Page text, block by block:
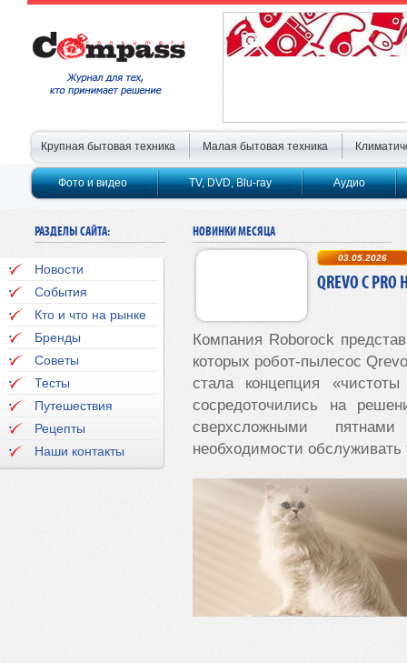
РАЗДЕЛЫ САЙТА:
Новости
События
Кто и что на рынке
Бренды
Советы
Тесты
Путешествия
Рецепты
Наши контакты
НОВИНКИ МЕСЯЦА
03.05.2026
QREVO C
Компания Roborock
которых робот-пылесос Qrevo
стала концепция
сосредоточились на
сверхсложными
необходимости обслуживать
Крупная бытовая техника Малая бытовая техника
Фото и видео TV, DVD, Blu-ray Аудио